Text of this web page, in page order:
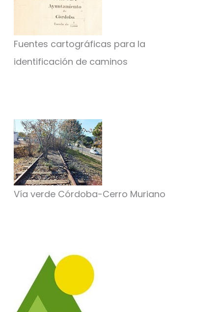
Fuentes cartográficas para la
identificación de caminos
Vía verde Córdoba-Cerro Muriano